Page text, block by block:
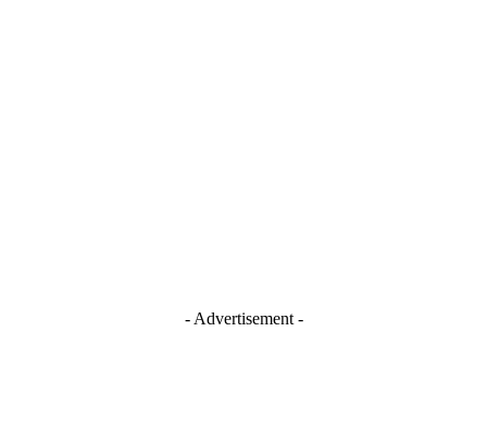
- Advertisement -